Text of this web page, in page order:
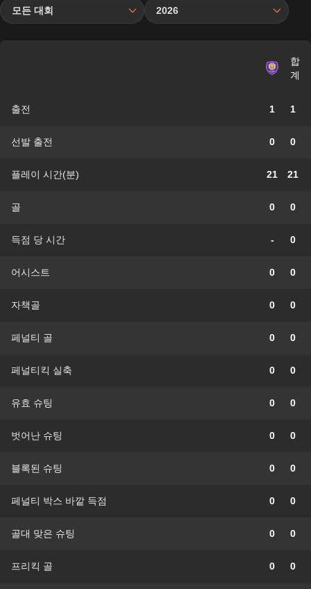
모든 대회 2026
합
계
출전 1 1
선발 출전 0 0
플레이 시간(분) 21 21
골 0 0
득점 당 시간 - 0
어시스트 0 0
자책골 0 0
페널티 골 0 0
페널티킥 실축 0 0
유효 슈팅 0 0
벗어난 슈팅 0 0
블록된 슈팅 0 0
페널티 박스 바깥 득점 0 0
골대 맞은 슈팅 0 0
프리킥 골 0 0